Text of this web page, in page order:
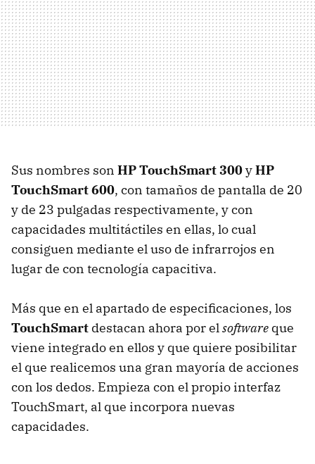
Sus nombres son HP TouchSmart 300yHP
TouchSmart 600, con tamaños de pantalla de 20
y de 23 pulgadas respectivamente, y con
capacidades multitáctiles en ellas, lo cual
consiguen mediante el uso de infrarrojos en
lugar de con tecnología capacitiva.
Más que en el apartado de especificaciones, los
TouchSmart destacan ahora por elsoftware que
viene integrado en ellos y que quiere posibilitar
el que realicemos una gran mayoría de acciones
con los dedos. Empieza con el propio interfaz
TouchSmart, al que incorpora nuevas
capacidades.